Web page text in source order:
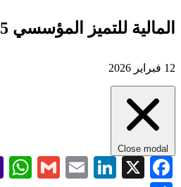
المالية للتميز المؤسسي 2025
12 فبراير 2026
Close modal
Facebook
X
LinkedIn
Email